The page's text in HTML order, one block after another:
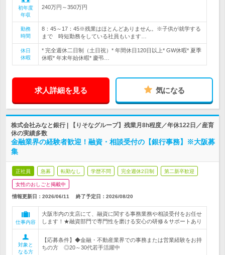
初年度
年収
240万円～350万円
勤務
時間
8：45～17：45※残業はほとんどありません。※子供が就学する
まで 時短勤務をしている社員もいます…
休日
休暇
* 完全週休二日制（土日祝）* 年間休日120日以上* GW休暇* 夏季
休暇* 年末年始休暇* 慶弔…
求人詳細を見る 気になる
株式会社みなと銀行 | 【りそなグループ】残業月8h程度／年休122日／産育
休の実績多数
金融業界の経験者歓迎！融資・相談受付の【銀行事務】※大阪募
集
正社員 急募 転勤なし 学歴不問 完全週休2日制 第二新卒歓迎
女性のおしごと掲載中
情報更新日：2026/06/11 終了予定日： 2026/08/20
仕事内容
大阪市内の支店にて、融資に関する事務業務や相談受付をお任せ
します！★融資部門で専門性を磨ける安心の研修＆サポートあり
対象と
なる方
【応募条件】◆金融・不動産業界での事務または営業経験をお持
ちの方 ◎20～30代若手活躍中